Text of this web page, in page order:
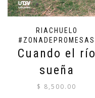
RIACHUELO
#ZONADEPROMESAS
Cuando el río
sueña
$ 8,500.00